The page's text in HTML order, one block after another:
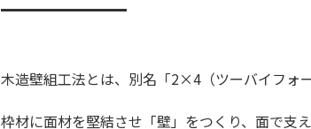
木造壁組工法とは、別名「2×4（ツーバイフォ
枠材に面材を堅結させ「壁」をつくり、面で支